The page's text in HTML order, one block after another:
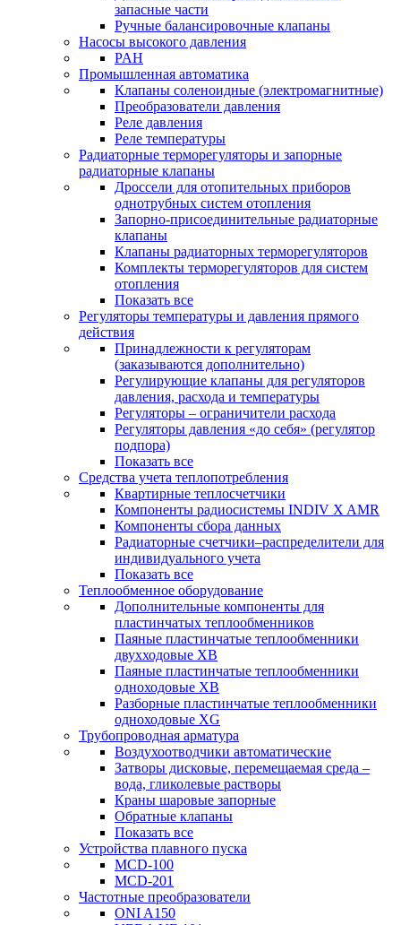
запасные части
Ручные балансировочные клапаны
Насосы высокого давления
PAH
Промышленная автоматика
Клапаны соленоидные (электромагнитные)
Преобразователи давления
Реле давления
Реле температуры
Радиаторные терморегуляторы и запорные
радиаторные клапаны
Дроссели для отопительных приборов
однотрубных систем отопления
Запорно-присоединительные радиаторные
клапаны
Клапаны радиаторных терморегуляторов
Комплекты терморегуляторов для систем
отопления
Показать все
Регуляторы температуры и давления прямого
действия
Принадлежности к регуляторам
(заказываются дополнительно)
Регулирующие клапаны для регуляторов
давления, расхода и температуры
Регуляторы – ограничители расхода
Регуляторы давления «до себя» (регулятор
подпора)
Показать все
Средства учета теплопотребления
Квартирные теплосчетчики
Компоненты радиосистемы INDIV X AMR
Компоненты сбора данных
Радиаторные счетчики–распределители для
индивидуального учета
Показать все
Теплообменное оборудование
Дополнительные компоненты для
пластинчатых теплообменников
Паяные пластинчатые теплообменники
двухходовые XB
Паяные пластинчатые теплообменники
одноходовые ХВ
Разборные пластинчатые теплообменники
одноходовые ХG
Трубопроводная арматура
Воздухоотводчики автоматические
Затворы дисковые, перемещаемая среда –
вода, гликолевые растворы
Краны шаровые запорные
Обратные клапаны
Показать все
Устройства плавного пуска
MCD-100
MCD-201
Частотные преобразователи
ONI A150